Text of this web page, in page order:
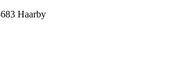
Haarby